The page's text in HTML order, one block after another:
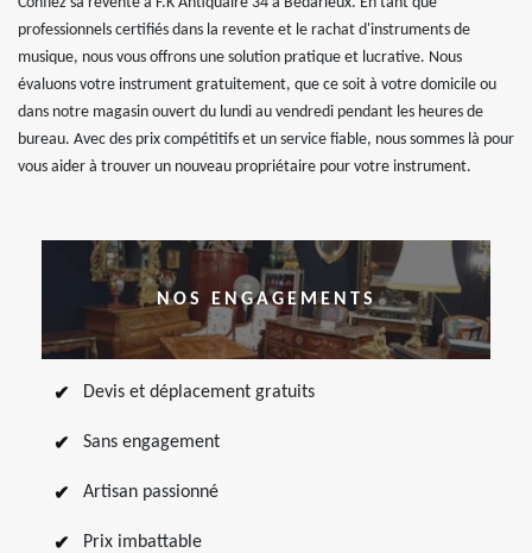
professionnels certifiés dans la revente et le rachat d'instruments de
musique, nous vous offrons une solution pratique et lucrative. Nous
évaluons votre instrument gratuitement, que ce soit à votre domicile ou
dans notre magasin ouvert du lundi au vendredi pendant les heures de
bureau. Avec des prix compétitifs et un service fiable, nous sommes là pour
vous aider à trouver un nouveau propriétaire pour votre instrument.
NOS ENGAGEMENTS
Devis et déplacement gratuits
Sans engagement
Artisan passionné
Prix imbattable